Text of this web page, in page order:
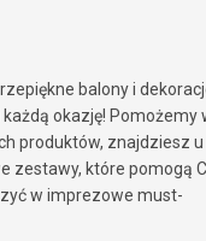
balony i
okazję! Pomożemy
produktów, znajdziesz u
zestawy, które pomogą
w imprezowe must-